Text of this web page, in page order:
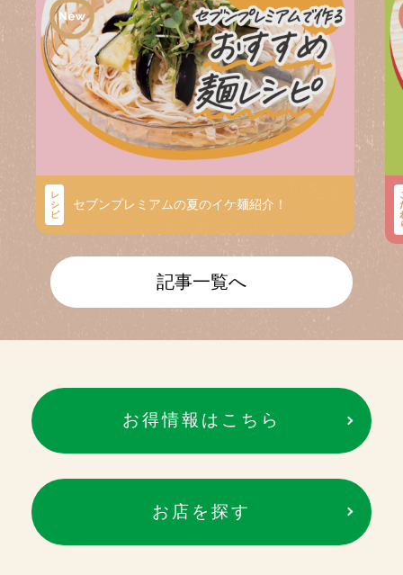
レ
シ
ピ
セブンプレミアムの夏のイケ麺紹介！
記事一覧へ
お得情報はこちら
お店を探す